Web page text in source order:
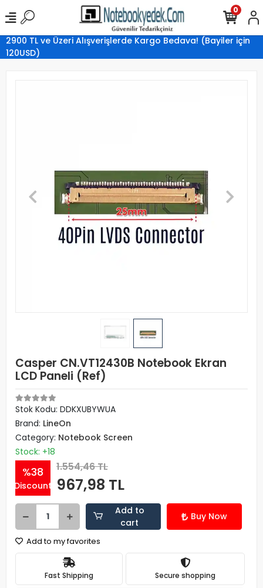
2900 TL ve Üzeri Alışverişlerde Kargo Bedava! (Bayiler için
120USD)
0
Casper CN.VT12430B Notebook Ekran
LCD Paneli (Ref)
Stok Kodu: DDKXUBYWUA
Brand: LineOn
Category: Notebook Screen
Stock: +18
%38
Discount
1.554,46 TL
967,98 TL
Add to
cart
Buy Now
Add to my favorites
Fast Shipping Secure shopping